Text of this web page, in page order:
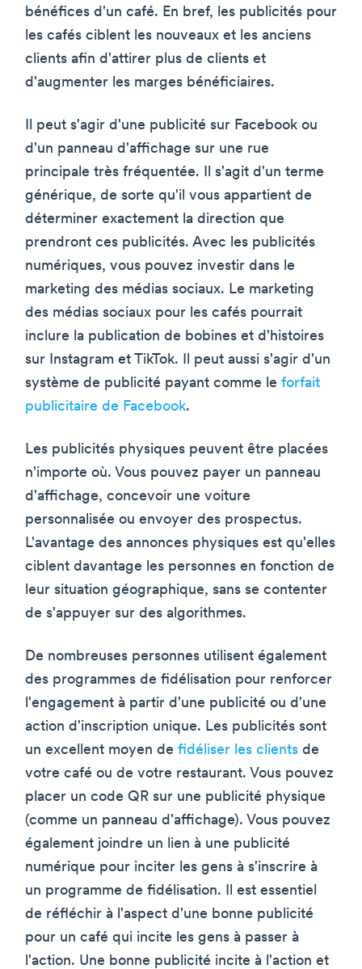
bénéfices d'un café. En bref, les publicités pour
les cafés ciblent les nouveaux et les anciens
clients afin d'attirer plus de clients et
d'augmenter les marges bénéficiaires.
Il peut s'agir d'une publicité sur Facebook ou
d'un panneau d'affichage sur une rue
principale très fréquentée. Il s'agit d'un terme
générique, de sorte qu'il vous appartient de
déterminer exactement la direction que
prendront ces publicités. Avec les publicités
numériques, vous pouvez investir dans le
marketing des médias sociaux. Le marketing
des médias sociaux pour les cafés pourrait
inclure la publication de bobines et d'histoires
sur Instagram et TikTok. Il peut aussi s'agir d'un
système de publicité payant comme le forfait
publicitaire de Facebook.
Les publicités physiques peuvent être placées
n'importe où. Vous pouvez payer un panneau
d'affichage, concevoir une voiture
personnalisée ou envoyer des prospectus.
L'avantage des annonces physiques est qu'elles
ciblent davantage les personnes en fonction de
leur situation géographique, sans se contenter
de s'appuyer sur des algorithmes.
De nombreuses personnes utilisent également
des programmes de fidélisation pour renforcer
l'engagement à partir d'une publicité ou d'une
action d'inscription unique. Les publicités sont
un excellent moyen de fidéliser les clients de
votre café ou de votre restaurant. Vous pouvez
placer un code QR sur une publicité physique
(comme un panneau d'affichage). Vous pouvez
également joindre un lien à une publicité
numérique pour inciter les gens à s'inscrire à
un programme de fidélisation. Il est essentiel
de réfléchir à l'aspect d'une bonne publicité
pour un café qui incite les gens à passer à
l'action. Une bonne publicité incite à l'action et